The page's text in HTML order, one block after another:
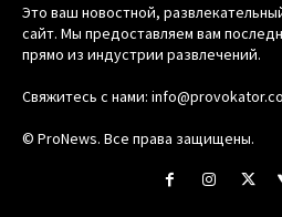
Это ваш новостной,
сайт. Мы предоставляем вам
прямо из индустрии развлечений.
Свяжитесь с нами:
© ProNews. Все права защищены.